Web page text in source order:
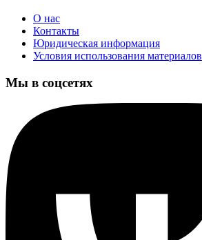
О нас
Контакты
Юридическая информация
Условия использования материалов
Мы в соцсетях